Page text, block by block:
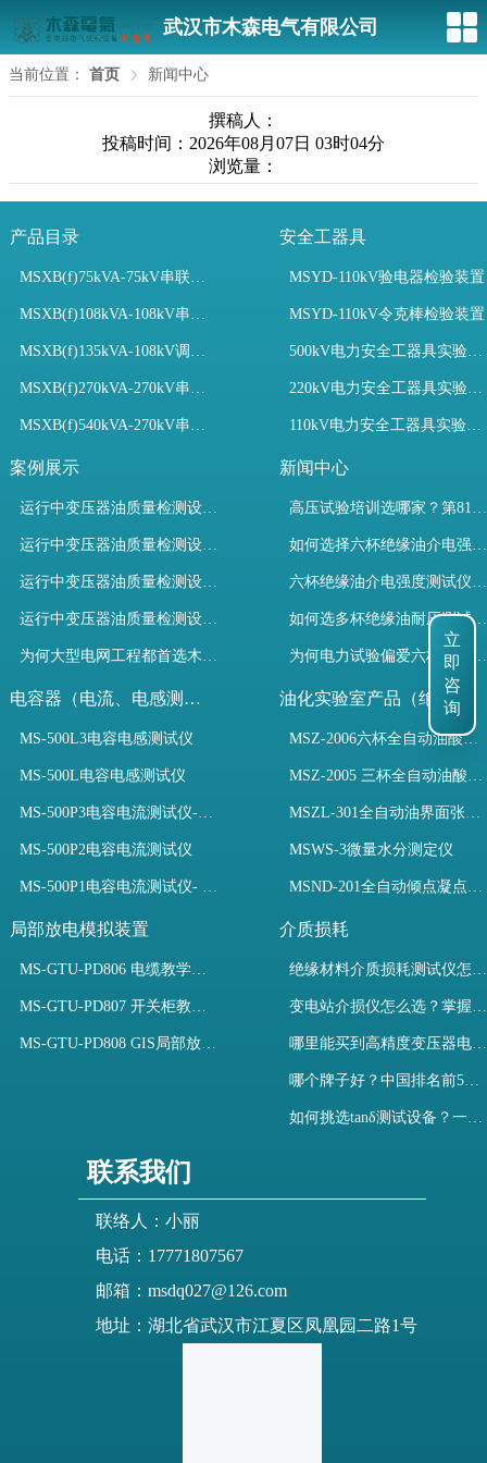
武汉市木森电气有限公司
当前位置： 首页 新闻中心
撰稿人：
投稿时间：2026年08月07日 03时04分
浏览量：
产品目录
MSXB(f)75kVA-75kV串联谐振装置
MSXB(f)108kVA-108kV串联谐振试验装置
MSXB(f)135kVA-108kV调频串联谐振试验装置
MSXB(f)270kVA-270kV串联谐振
MSXB(f)540kVA-270kV串联谐振试验装置
安全工器具
MSYD-110kV验电器检验装置
MSYD-110kV令克棒检验装置
500kV电力安全工器具实验室配置
220kV电力安全工器具实验室配置
110kV电力安全工器具实验室配置
案例展示
运行中变压器油质量检测设备有哪些优势？
运行中变压器油质量检测设备如何维护？
运行中变压器油质量检测设备包括哪些？
运行中变压器油质量检测设备如何选型？
为何大型电网工程都首选木森电气成套电力测试设备？
新闻中心
高压试验培训选哪家？第81期高电压试验技术培训班圆满收官！
如何选择六杯绝缘油介电强度测试仪提升变压器油检测效率？
六杯绝缘油介电强度测试仪如何选？规程与高效设备解析
如何选多杯绝缘油耐压测试仪？检测标准与选型推荐
为何电力试验偏爱六杯绝缘油介电强度测试仪？设备推荐
电容器（电流、电感测试）
MS-500L3电容电感测试仪
MS-500L电容电感测试仪
MS-500P3电容电流测试仪-3PT、两种4PT、1PT连接方式
MS-500P2电容电流测试仪
MS-500P1电容电流测试仪- 支持3PT、4PT、1PT
油化实验室产品（绝缘油）
MSZ-2006六杯全自动油酸值测定仪
MSZ-2005 三杯全自动油酸值测定仪
MSZL-301全自动油界面张力仪
MSWS-3微量水分测定仪
MSND-201全自动倾点凝点测试仪
局部放电模拟装置
MS-GTU-PD806 电缆教学用局部放电模拟装置
MS-GTU-PD807 开关柜教学用局部放电模拟装置
MS-GTU-PD808 GIS局部放电模拟系统
介质损耗
绝缘材料介质损耗测试仪怎么选？看木森电气B端定制如何升级测试效率
变电站介损仪怎么选？掌握采购要点-木森电气
哪里能买到高精度变压器电容量及介损测试仪？快速解决选型难题
哪个牌子好？中国排名前5介质损耗测试仪选型对比快速解决测量难题
如何挑选tanδ测试设备？一文掌握高压介质损耗测试仪采购核心
联系我们
联络人：小丽
电话：17771807567
邮箱：msdq027@126.com
地址：湖北省武汉市江夏区凤凰园二路1号
立
即
咨
询